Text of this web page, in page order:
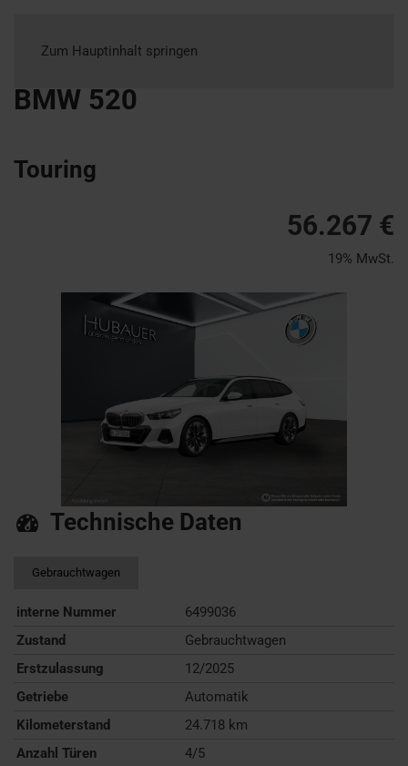
Zum Hauptinhalt springen
BMW 520
Touring
56.267 €
19% MwSt.
Technische Daten
Gebrauchtwagen
interne Nummer
6499036
Zustand
Gebrauchtwagen
Erstzulassung
12/2025
Getriebe
Automatik
Kilometerstand
24.718 km
Anzahl Türen
4/5